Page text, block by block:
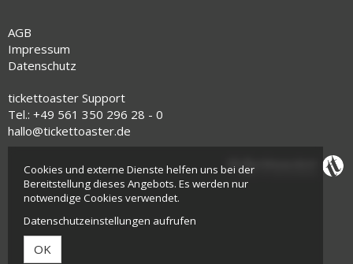
AGB
Impressum
Datenschutz
tickettoaster Support
Tel.: +49 561 350 296 28 - 0
hallo@tickettoaster.de
Cookies und externe Dienste helfen uns bei der
Bereitstellung dieses Angebots. Es werden nur
notwendige Cookies verwendet.
Datenschutzeinstellungen aufrufen
OK